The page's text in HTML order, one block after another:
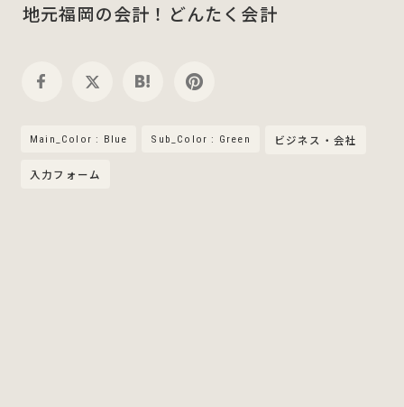
地元福岡の会計！どんたく会計
Main_Color : Blue Sub_Color : Green ビジネス・会社
入力フォーム